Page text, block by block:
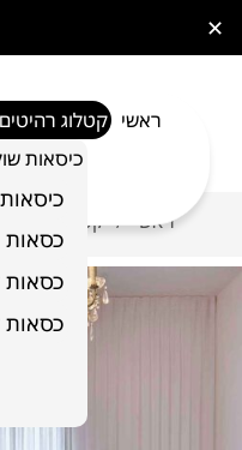
✕
ראשי קטלוג רהיטים
כיסאות
כסאות
כסאות
כסאות
ראשי / קטלוג רהיטים